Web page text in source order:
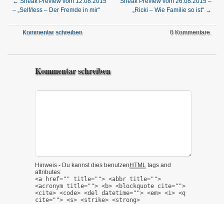
– „Self/less – Der Fremde in mir“
„Ricki – Wie Familie so ist“ →
Kommentar schreiben 0 Kommentare.
Kommentar schreiben
Hinweis - Du kannst dies benutzen HTML tags and
attributes:
<a href="" title=""> <abbr title="">
<acronym title=""> <b> <blockquote cite="">
<cite> <code> <del datetime=""> <em> <i> <q
cite=""> <s> <strike> <strong>